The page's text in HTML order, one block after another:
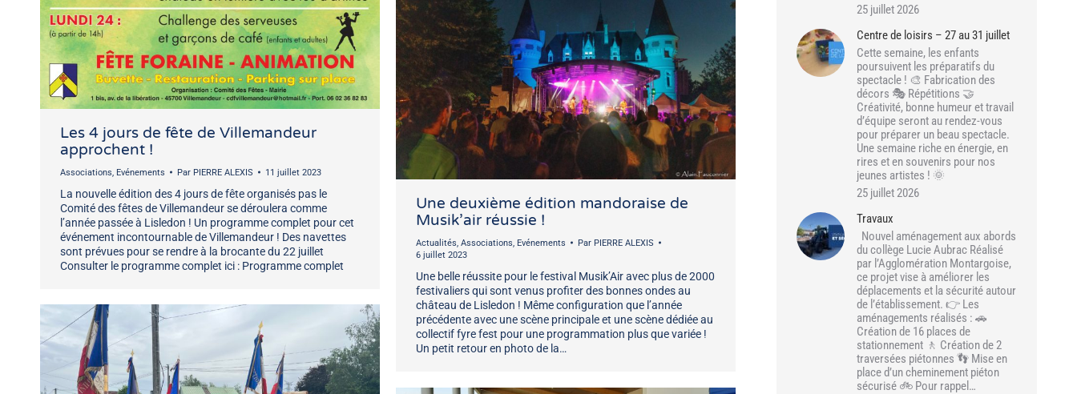
Les 4 jours de fête de Villemandeur
approchent !
Associations, Evénements Par PIERRE ALEXIS 11 juillet 2023
La nouvelle édition des 4 jours de fête organisés pas le
Comité des fêtes de Villemandeur se déroulera comme
l’année passée à Lisledon ! Un programme complet pour cet
événement incontournable de Villemandeur ! Des navettes
sont prévues pour se rendre à la brocante du 22 juillet
Consulter le programme complet ici : Programme complet
Une deuxième édition mandoraise de
Musik’air réussie !
Actualités, Associations, Evénements Par PIERRE ALEXIS
6 juillet 2023
Une belle réussite pour le festival Musik’Air avec plus de 2000
festivaliers qui sont venus profiter des bonnes ondes au
château de Lisledon ! Même configuration que l’année
précédente avec une scène principale et une scène dédiée au
collectif fyre fest pour une programmation plus que variée !
Un petit retour en photo de la…
25 juillet 2026
Centre de loisirs – 27 au 31 juillet
Cette semaine, les enfants
poursuivent les préparatifs du
spectacle ! 🎨 Fabrication des
décors 🎭 Répétitions 🤝
Créativité, bonne humeur et travail
d’équipe seront au rendez-vous
pour préparer un beau spectacle.
Une semaine riche en énergie, en
rires et en souvenirs pour nos
jeunes artistes ! 🌞
25 juillet 2026
Travaux
Nouvel aménagement aux abords
du collège Lucie Aubrac Réalisé
par l’Agglomération Montargoise,
ce projet vise à améliorer les
déplacements et la sécurité autour
de l’établissement. 👉 Les
aménagements réalisés : 🚗
Création de 16 places de
stationnement 🚶 Création de 2
traversées piétonnes 👣 Mise en
place d’un cheminement piéton
sécurisé 🚲 Pour rappel…